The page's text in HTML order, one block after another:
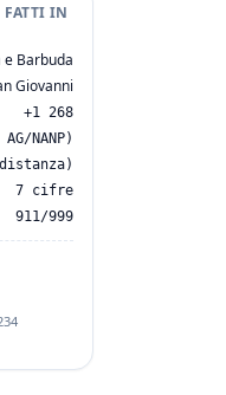
FATTI IN
e Barbuda
Giovanni
+1 268
NANP)
7 cifre
911/999